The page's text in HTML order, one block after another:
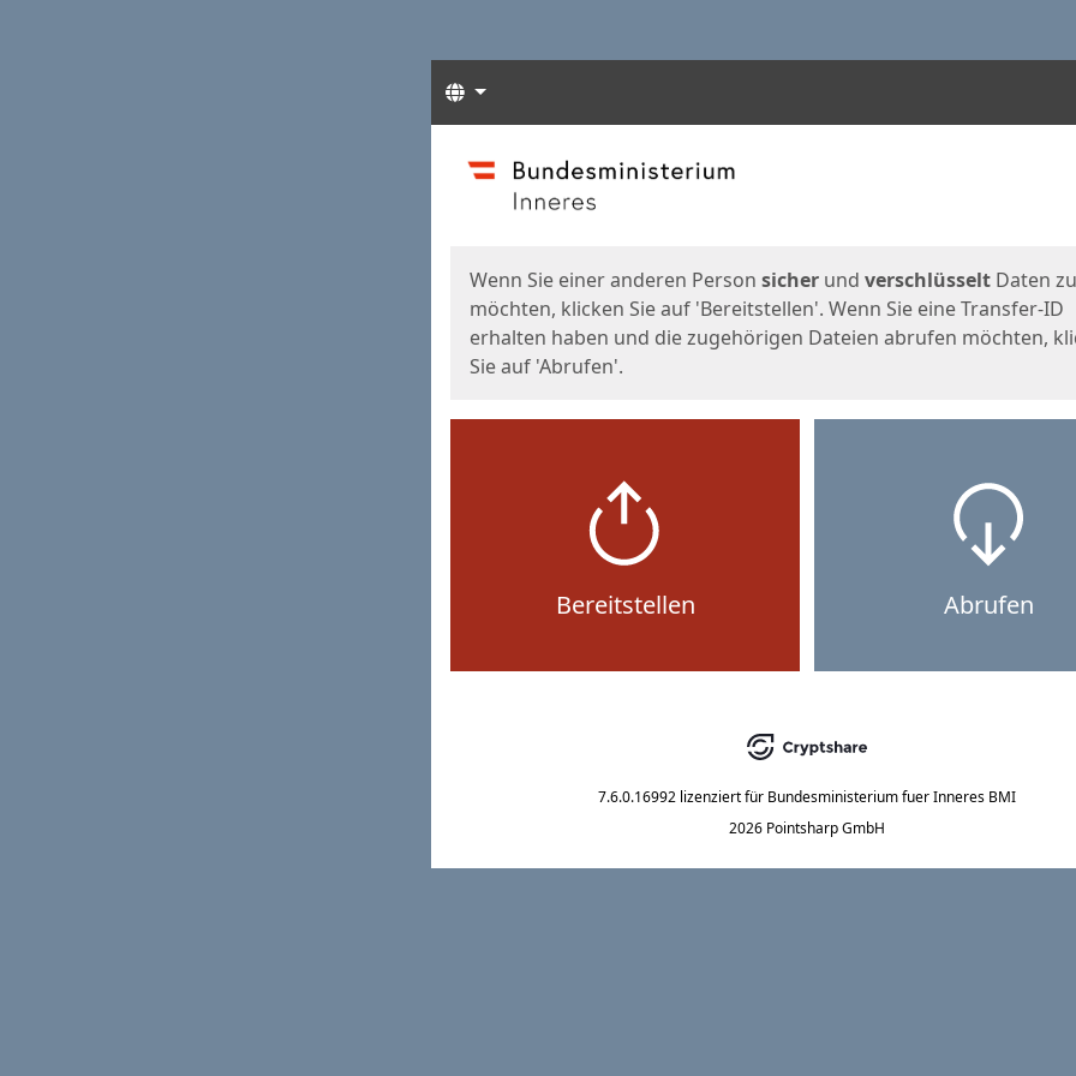
Sprachen
Start
Wenn Sie einer anderen Person sicher und verschlüsselt Daten
möchten, klicken Sie auf 'Bereitstellen'. Wenn Sie eine Transfer-ID
erhalten haben und die zugehörigen Dateien abrufen möchten,
Sie auf 'Abrufen'.
Bereitstellen Abrufen
7.6.0.16992 lizenziert für Bundesministerium fuer Inneres BMI
2026 Pointsharp GmbH